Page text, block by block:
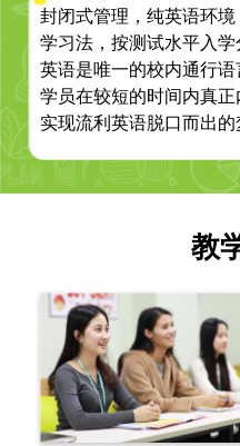
封闭式管理，纯英语环境
学习法，按测试水平入学
英语是唯一的校内通行
学员在较短的时间内真正
实现流利英语脱口而出的
教